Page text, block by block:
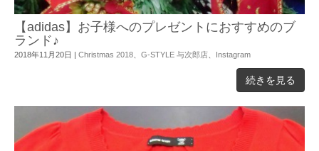
【adidas】お子様へのプレゼントにおすすめのブ
ランド♪
2018年11月20日 | Christmas 2018 G-STYLE 与次郎店 Instagram
続きを見る